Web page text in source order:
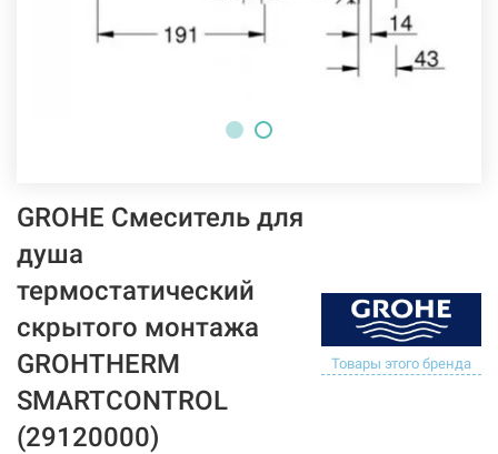
GROHE Смеситель для
душа
термостатический
скрытого монтажа
GROHTHERM
SMARTCONTROL
(29120000)
Товары этого бренда